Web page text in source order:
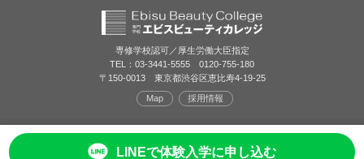
専修学校認可／厚生労働大臣指定
TEL：03-3441-5555 0120-755-180
〒150-0013 東京都渋谷区恵比寿4-19-25
Map 採用情報
LINEで体験入学に申し込む